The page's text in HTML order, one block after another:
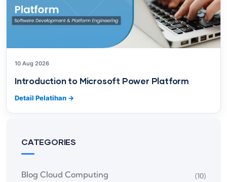
10 Aug 2026
Introduction to Microsoft Power Platform
Detail Pelatihan→